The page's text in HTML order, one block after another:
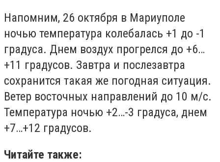
Напомним, 26 октября в Мариуполе
ночью температура колебалась +1 до -1
градуса. Днем воздух прогрелся до +6…
+11 градусов. Завтра и послезавтра
сохранится такая же погодная ситуация.
Ветер восточных направлений до 10 м/с.
Температура ночью +2…-3 градуса, днем
+7…+12 градусов.
Читайте также: